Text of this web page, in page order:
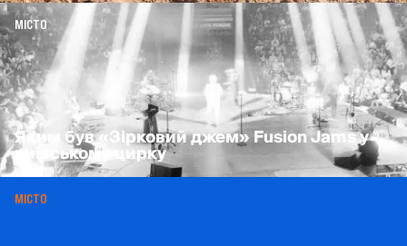
Яким був «Зірковий джем» Fusion Jams у
київському цирку
МІСТО
МІСТО